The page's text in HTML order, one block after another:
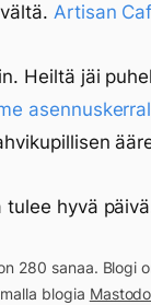
Artisan
Heiltä jäi
hyvä
280 sanaa. Blogi
blogia